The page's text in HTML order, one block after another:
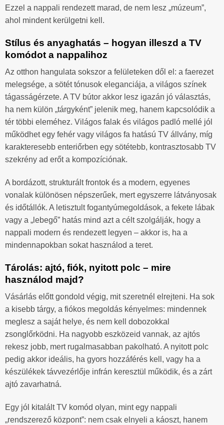
Ezzel a nappali rendezett marad, de nem lesz „múzeum”,
ahol mindent kerülgetni kell.
Stílus és anyaghatás – hogyan illeszd a TV
komódot a nappalihoz
Az otthon hangulata sokszor a felületeken dől el: a faerezet
melegsége, a sötét tónusok eleganciája, a világos színek
tágasságérzete. A TV bútor akkor lesz igazán jó választás,
ha nem külön „tárgyként” jelenik meg, hanem kapcsolódik a
tér többi eleméhez. Világos falak és világos padló mellé jól
működhet egy fehér vagy világos fa hatású TV állvány, míg
karakteresebb enteriőrben egy sötétebb, kontrasztosabb TV
szekrény ad erőt a kompozíciónak.
A bordázott, strukturált frontok és a modern, egyenes
vonalak különösen népszerűek, mert egyszerre látványosak
és időtállók. A letisztult fogantyúmegoldások, a fekete lábak
vagy a „lebegő” hatás mind azt a célt szolgálják, hogy a
nappali modern és rendezett legyen – akkor is, ha a
mindennapokban sokat használod a teret.
Tárolás: ajtó, fiók, nyitott polc – mire
használod majd?
Vásárlás előtt gondold végig, mit szeretnél elrejteni. Ha sok
a kisebb tárgy, a fiókos megoldás kényelmes: mindennek
meglesz a saját helye, és nem kell dobozokkal
zsonglőrködni. Ha nagyobb eszközeid vannak, az ajtós
rekesz jobb, mert rugalmasabban pakolható. A nyitott polc
pedig akkor ideális, ha gyors hozzáférés kell, vagy ha a
készülékek távvezérlője infrán keresztül működik, és a zárt
ajtó zavarhatná.
Egy jól kitalált TV komód olyan, mint egy nappali
„rendszerező központ”: nem csak elnyeli a káoszt, hanem